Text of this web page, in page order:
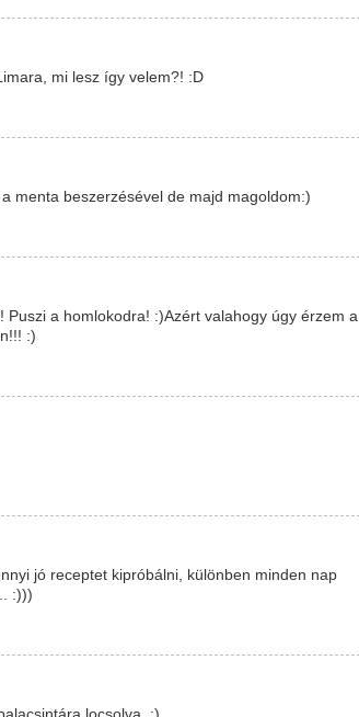
mi lesz így velem?! :D
menta beszerzésével de majd magoldom:)
a homlokodra! :)Azért valahogy úgy érzem a
:)
jó receptet kipróbálni, különben minden nap
:)))